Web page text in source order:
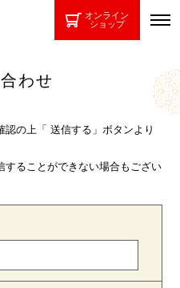
オンライン
ショップ
わせ
の上「 送信する」ボタンより
することができない場合もござい